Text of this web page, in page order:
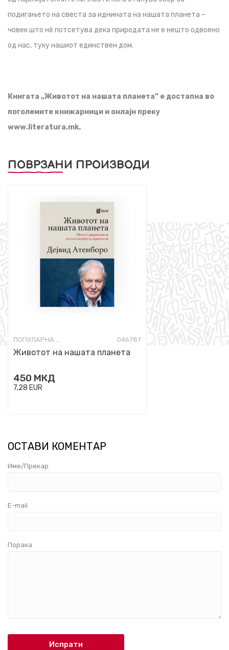
подигањето на свеста за иднината на нашата планета –
човек што нè потсетува дека природата не е нешто одвоено
од нас, туку нашиот единствен дом.
Книгата „Животот на нашата планета“ е достапна во
поголемите книжарници и онлајн преку
www.literatura.mk.
ПОВРЗАНИ ПРОИЗВОДИ
046787
Животот на нашата планета
450 МКД
7,28 EUR
ОСТАВИ КОМЕНТАР
Име/Прекар
E-mail
Порака
Испрати